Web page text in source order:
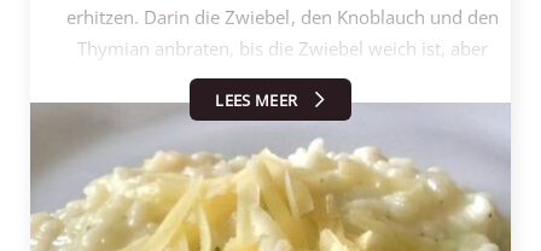
erhitzen. Darin die Zwiebel, den Knoblauch und den
Thymian anbraten, bis die Zwiebel weich ist, aber
keine Farbe annimmt. Dann den Reis hinzufügen und
die Hitze erhöhen, bis der Reis fast zu braten beginnt.
Nach etwa einer Minute ist der Reis leicht glasig. Nun
den Wein hinzugeben und weiter gut umrühren. Die
Hitze herunterdrehen, so dass die Mischung gerade
noch kocht. Jedes Mal einen Esslöffel Brühe
LEES MEER